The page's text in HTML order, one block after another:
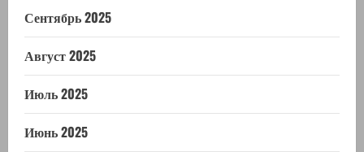
Сентябрь 2025
Август 2025
Июль 2025
Июнь 2025